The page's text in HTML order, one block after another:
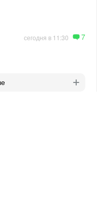
сегодня в 11:30 7